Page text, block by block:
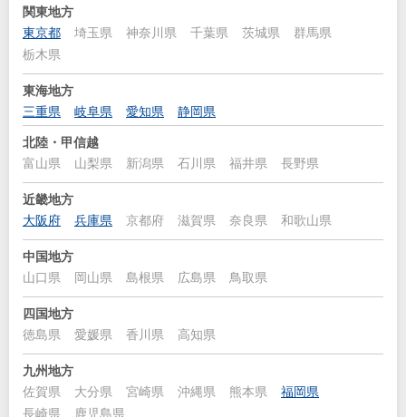
関東地方
東京都
埼玉県 神奈川県 千葉県 茨城県
群馬県
栃木県
東海地方
三重県
岐阜県 愛知県 静岡県
北陸・甲信越
富山県
山梨県 新潟県 石川県 福井県 長野県
近畿地方
大阪府
兵庫県 京都府 滋賀県 奈良県 和歌山県
中国地方
山口県
岡山県 島根県 広島県 鳥取県
四国地方
徳島県
愛媛県 香川県 高知県
九州地方
佐賀県
大分県 宮崎県 沖縄県 熊本県
福岡県
長崎県
鹿児島県